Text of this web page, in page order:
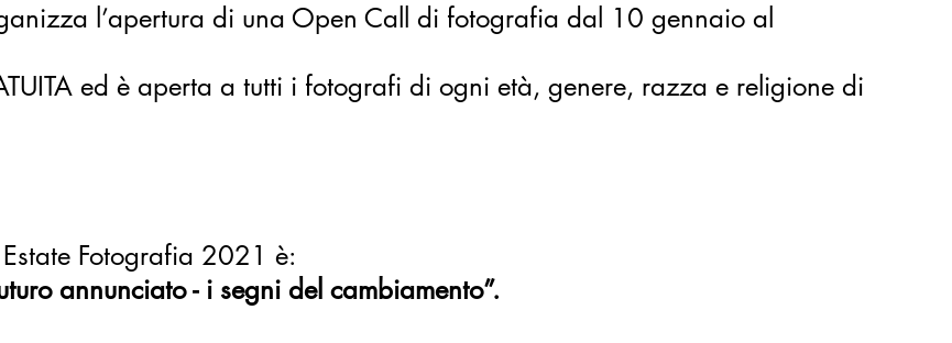
l’apertura di una Open Call di fotografia dal 10 gennaio al
ed è aperta a tutti i fotografi di ogni età, genere, razza e religione di
Fotografia 2021 è:
annunciato - i segni del cambiamento”.